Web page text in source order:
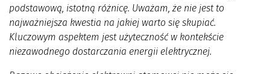
podstawową, istotną różnicę. Uważam, że nie jest to
najważniejsza kwestia na jakiej warto się skupiać.
Kluczowym aspektem jest użyteczność w kontekście
niezawodnego dostarczania energii elektrycznej.